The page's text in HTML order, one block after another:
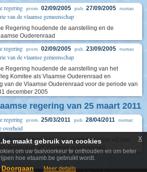
regering prom. 02/09/2005 pub. 27/09/2005 numac
van de vlaamse gemeenschap
Regering houdende de aanstelling en de
Ouderenraad
regering prom. 02/09/2005 pub. 23/09/2005 numac
van de vlaamse gemeenschap
Regering houdende de aanstelling van het
Komitee als Vlaamse Ouderenraad en
van de Vlaamse Ouderenraad voor de periode van
december 2005
regering van 25 maart 2011
regering prom. 25/03/2011 pub. 28/04/2011 numac
overheid
Regering houdende de aanstelling voor vijf jaar
als Vlaamse ouderenraad
maakt gebruik van cookies
om uw taalvoorkeur te onthouden en om beter
hoe etaamb.be gebruikt wordt.
Doorgaan Meer details
x